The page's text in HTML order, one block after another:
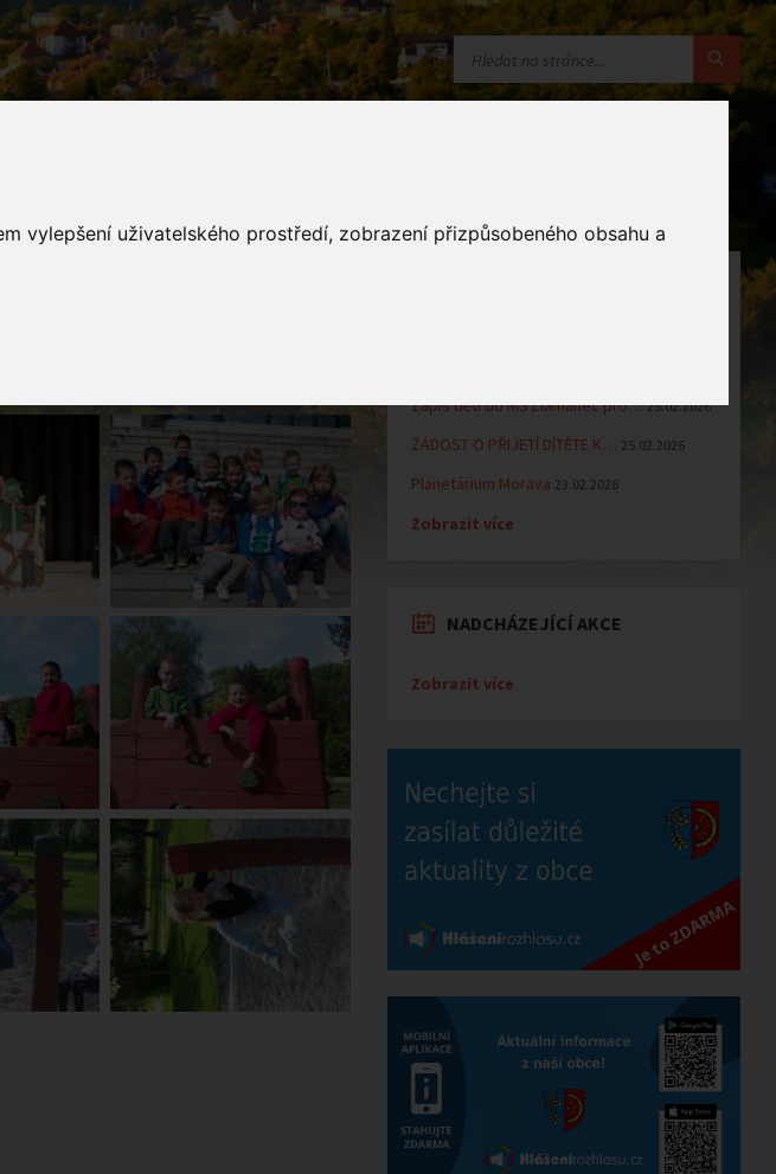
vylepšení uživatelského prostředí, zobrazení přizpůsobeného obsahu a
Zápis dětí do MŠ Zlámanec pro… 25.02.2026
ŽÁDOST O PŘIJETÍ DÍTĚTE K… 25.02.2026
Planetárium Morava 23.02.2026
Zobrazit více
NADCHÁZEJÍCÍ AKCE
Zobrazit více